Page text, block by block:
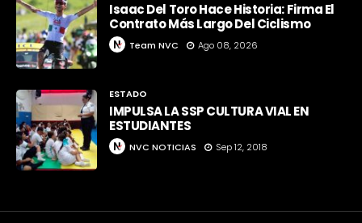
Isaac Del Toro Hace Historia: Firma El
Contrato Más Largo Del Ciclismo
Team NVC Ago 08, 2026
ESTADO
IMPULSA LA SSP CULTURA VIAL EN
ESTUDIANTES
NVC NOTICIAS Sep 12, 2018